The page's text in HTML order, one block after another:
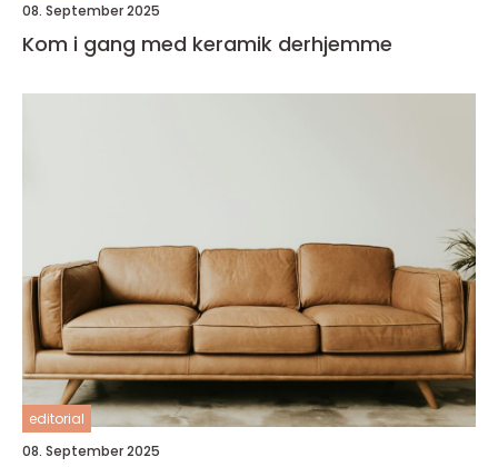
08. September 2025
Kom i gang med keramik derhjemme
editorial
08. September 2025